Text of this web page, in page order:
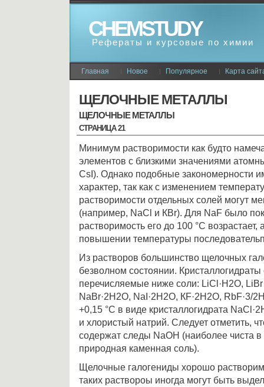
CHEMSTUDY
Рефераты и курсовые по химии
Главная Новое Популярное Карта
ЩЕЛОЧНЫЕ МЕТАЛЛЫ
ЩЕЛОЧНЫЕ МЕТАЛЛЫ
СТРАНИЦА 21
Минимум растворимости как будто
элементов с близкими значениями
СsI). Однако подобные закономерности
характер, так как с изменением
растворимости отдельных солей могут
(например, NаСl и КВr). Для NаF было
растворимость его до 100 °С
повышении температуры
Из растворов большинство щелочных
безволном состоянии. Кристаллогидраты
перечисляемые ниже соли: LiСl·Н2О,
NаВr·2Н2О, NаI·2Н2О, КF·2Н2О, RbF·3/
+0,15 °С в виде кристаллогидрата
и хлористый натрий. Следует отметить,
содержат следы NаОН (наиболее чиста
природная каменная соль).
Щелочные галогениды хорошо
таких раствороы иногда могут быть